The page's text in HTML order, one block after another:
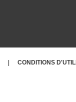
CONDITIONS